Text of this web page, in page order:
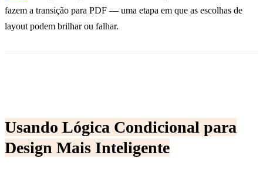
fazem a transição para PDF — uma etapa em que as escolhas de
layout podem brilhar ou falhar.
Usando Lógica Condicional para
Design Mais Inteligente